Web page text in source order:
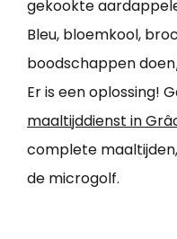
gekookte
Bleu, bloemkool,
boodschappen
Er is een oplossing!
maaltijddienst in
complete
de microgolf.